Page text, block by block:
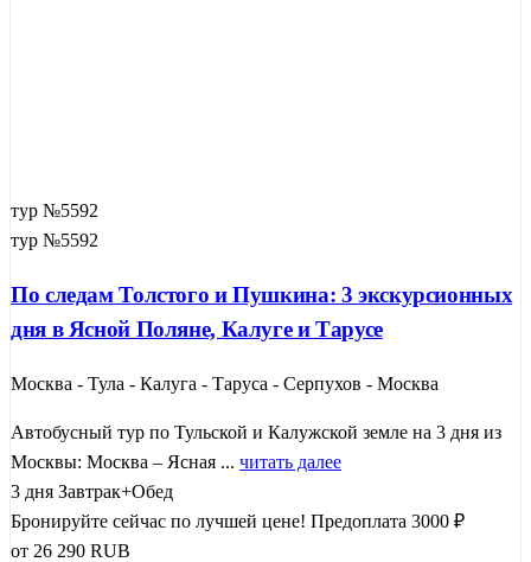
тур №5592
тур №5592
По следам Толстого и Пушкина: 3 экскурсионных
дня в Ясной Поляне, Калуге и Тарусе
Москва - Тула - Калуга - Таруса - Серпухов - Москва
Автобусный тур по Тульской и Калужской земле на 3 дня из
Москвы: Москва – Ясная ... читать далее
3 дня Завтрак+Обед
Бронируйте сейчас по лучшей цене! Предоплата 3000 ₽
от 26 290 RUB